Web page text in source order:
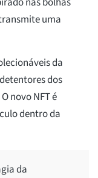
uma
da
dos
novo NFT é
dentro da
da